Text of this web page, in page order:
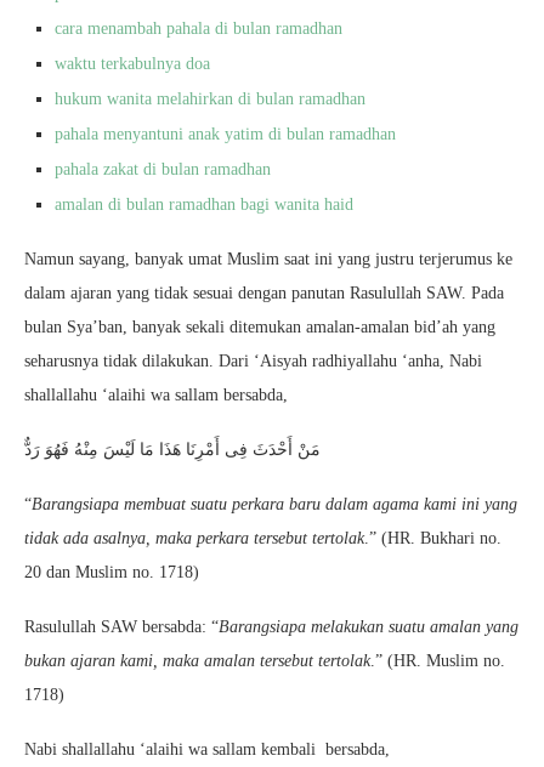
cara menambah pahala di bulan ramadhan
waktu terkabulnya doa
hukum wanita melahirkan di bulan ramadhan
pahala menyantuni anak yatim di bulan ramadhan
pahala zakat di bulan ramadhan
amalan di bulan ramadhan bagi wanita haid
Namun sayang, banyak umat Muslim saat ini yang justru terjerumus ke
dalam ajaran yang tidak sesuai dengan panutan Rasulullah SAW. Pada
bulan Sya’ban, banyak sekali ditemukan amalan-amalan bid’ah yang
seharusnya tidak dilakukan. Dari ‘Aisyah radhiyallahu ‘anha, Nabi
shallallahu ‘alaihi wa sallam bersabda,
مَنْ أَحْدَثَ فِى أَمْرِنَا هَذَا مَا لَيْسَ مِنْهُ فَهُوَ رَدٌّ
“Barangsiapa membuat suatu perkara baru dalam agama kami ini yang
tidak ada asalnya, maka perkara tersebut tertolak.” (HR. Bukhari no.
20 dan Muslim no. 1718)
Rasulullah SAW bersabda: “Barangsiapa melakukan suatu amalan yang
bukan ajaran kami, maka amalan tersebut tertolak.” (HR. Muslim no.
1718)
Nabi shallallahu ‘alaihi wa sallam kembali bersabda,